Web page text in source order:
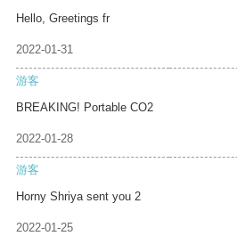
Hello, Greetings fr
2022-01-31
游客
BREAKING! Portable CO2
2022-01-28
游客
Horny Shriya sent you 2
2022-01-25